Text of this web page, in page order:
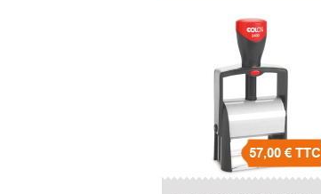
57,00 €TTC